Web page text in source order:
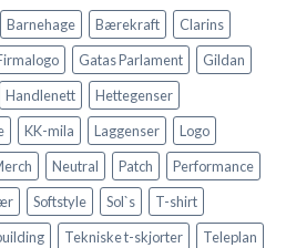
Barnehage Bærekraft
Clarins
Gatas Parlament
Gildan
Handlenett
Hettegenser
KK-mila Laggenser
Logo
Neutral Patch
Performance
Softstyle Sol`s
T-shirt
Tekniske t-skjorter
Teleplan